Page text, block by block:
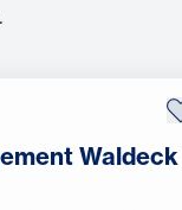
Waldeck